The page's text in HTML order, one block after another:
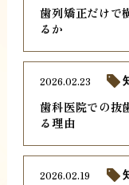
歯列矯正だけで
るか
歯科医院での抜
る理由
2026.02.23
2026.02.19